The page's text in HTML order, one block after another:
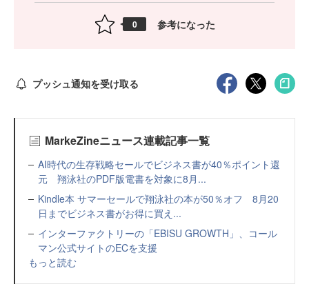
0 参考になった
プッシュ通知を受け取る
MarkeZineニュース連載記事一覧
AI時代の生存戦略セールでビジネス書が40％ポイント還
元 翔泳社のPDF版電書を対象に8月...
Kindle本 サマーセールで翔泳社の本が50％オフ 8月20
日までビジネス書がお得に買え...
インターファクトリーの「EBISU GROWTH」、コール
マン公式サイトのECを支援
もっと読む